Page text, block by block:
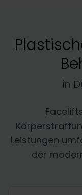
in
Leistungen
der